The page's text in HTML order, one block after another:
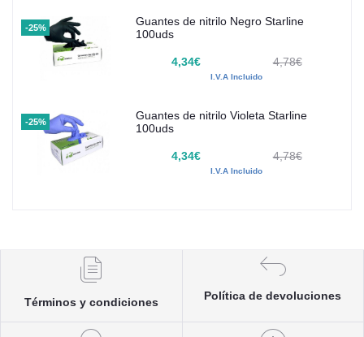
-25%
Guantes de nitrilo Negro Starline
100uds
4,34€ 4,78€
I.V.A Incluido
-25%
Guantes de nitrilo Violeta Starline
100uds
4,34€ 4,78€
I.V.A Incluido
Términos y condiciones
Política de devoluciones